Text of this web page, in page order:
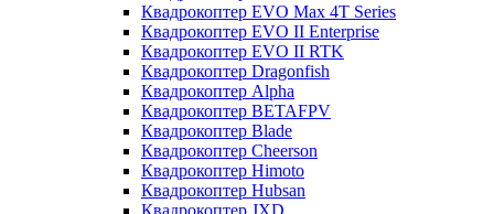
Квадрокоптер EVO Max 4T Series
Квадрокоптер EVO II Enterprise
Квадрокоптер EVO II RTK
Квадрокоптер Dragonfish
Квадрокоптер Alpha
Квадрокоптер BETAFPV
Квадрокоптер Blade
Квадрокоптер Cheerson
Квадрокоптер Himoto
Квадрокоптер Hubsan
Квадрокоптер JXD